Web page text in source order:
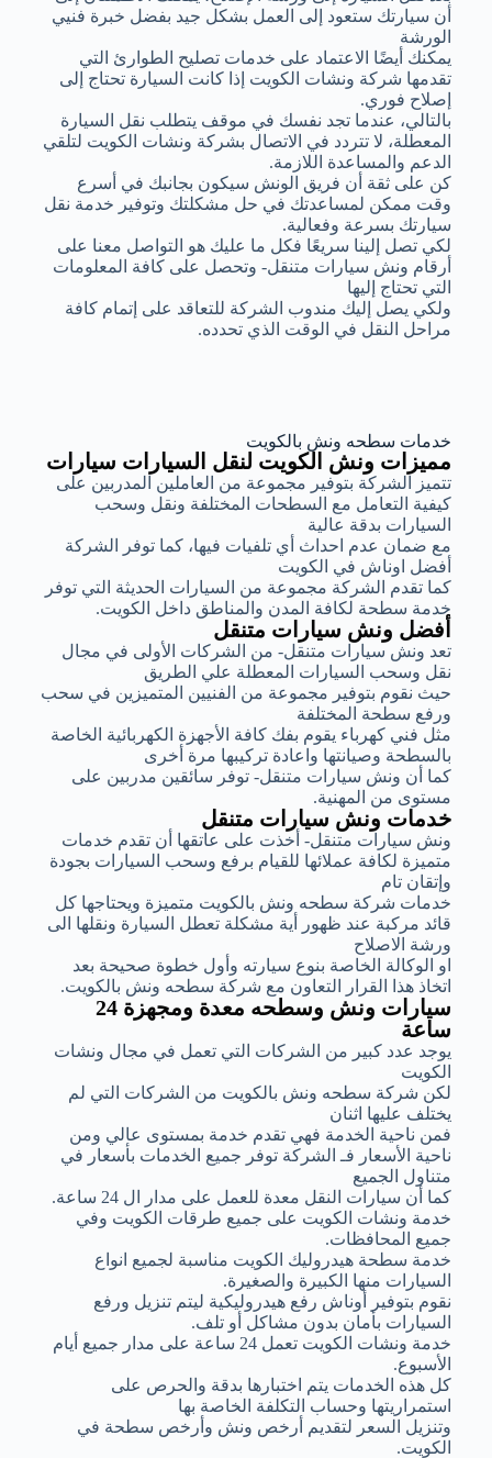
أن سيارتك ستعود إلى العمل بشكل جيد بفضل خبرة فنيي
الورشة
يمكنك أيضًا الاعتماد على خدمات تصليح الطوارئ التي
تقدمها شركة ونشات الكويت إذا كانت السيارة تحتاج إلى
إصلاح فوري.
بالتالي، عندما تجد نفسك في موقف يتطلب نقل السيارة
المعطلة، لا تتردد في الاتصال بشركة ونشات الكويت لتلقي
الدعم والمساعدة اللازمة.
كن على ثقة أن فريق الونش سيكون بجانبك في أسرع
وقت ممكن لمساعدتك في حل مشكلتك وتوفير خدمة نقل
سيارتك بسرعة وفعالية.
لكي تصل إلينا سريعًا فكل ما عليك هو التواصل معنا على
أرقام ونش سيارات متنقل- وتحصل على كافة المعلومات
التي تحتاج إليها
ولكي يصل إليك مندوب الشركة للتعاقد على إتمام كافة
مراحل النقل في الوقت الذي تحدده.
خدمات سطحه ونش بالكويت
مميزات ونش الكويت لنقل السيارات سيارات
تتميز الشركة بتوفير مجموعة من العاملين المدربين على
كيفية التعامل مع السطحات المختلفة ونقل وسحب
السيارات بدقة عالية
مع ضمان عدم احداث أي تلفيات فيها، كما توفر الشركة
أفضل اوناش في الكويت
كما تقدم الشركة مجموعة من السيارات الحديثة التي توفر
خدمة سطحة لكافة المدن والمناطق داخل الكويت.
أفضل ونش سيارات متنقل
تعد ونش سيارات متنقل- من الشركات الأولى في مجال
نقل وسحب السيارات المعطلة علي الطريق
حيث نقوم بتوفير مجموعة من الفنيين المتميزين في سحب
ورفع سطحة المختلفة
مثل فني كهرباء يقوم بفك كافة الأجهزة الكهربائية الخاصة
بالسطحة وصيانتها واعادة تركيبها مرة أخرى
كما أن ونش سيارات متنقل- توفر سائقين مدربين على
مستوى من المهنية.
خدمات ونش سيارات متنقل
ونش سيارات متنقل- أخذت على عاتقها أن تقدم خدمات
متميزة لكافة عملائها للقيام برفع وسحب السيارات بجودة
وإتقان تام
خدمات شركة سطحه ونش بالكويت متميزة ويحتاجها كل
قائد مركبة عند ظهور أية مشكلة تعطل السيارة ونقلها الى
ورشة الاصلاح
او الوكالة الخاصة بنوع سيارته وأول خطوة صحيحة بعد
اتخاذ هذا القرار التعاون مع شركة سطحه ونش بالكويت.
سيارات ونش وسطحه معدة ومجهزة 24
ساعة
يوجد عدد كبير من الشركات التي تعمل في مجال ونشات
الكويت
لكن شركة سطحه ونش بالكويت من الشركات التي لم
يختلف عليها اثنان
فمن ناحية الخدمة فهي تقدم خدمة بمستوى عالي ومن
ناحية الأسعار فـ الشركة توفر جميع الخدمات بأسعار في
متناول الجميع
كما أن سيارات النقل معدة للعمل على مدار ال 24 ساعة.
خدمة ونشات الكويت على جميع طرقات الكويت وفي
جميع المحافظات.
خدمة سطحة هيدروليك الكويت مناسبة لجميع انواع
السيارات منها الكبيرة والصغيرة.
نقوم بتوفير أوناش رفع هيدروليكية ليتم تنزيل ورفع
السيارات بأمان بدون مشاكل أو تلف.
خدمة ونشات الكويت تعمل 24 ساعة على مدار جميع أيام
الأسبوع.
كل هذه الخدمات يتم اختبارها بدقة والحرص على
استمراريتها وحساب التكلفة الخاصة بها
وتنزيل السعر لتقديم أرخص ونش وأرخص سطحة في
الكويت.